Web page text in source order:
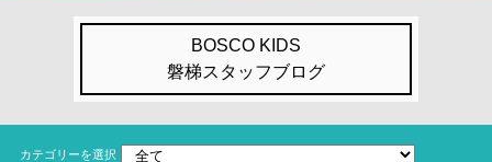
BOSCO KIDS
磐梯スタッフブログ
カテゴリーを選択